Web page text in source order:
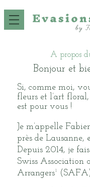
A propos
Bonjour et
Si, comme moi,
fleurs et l’art
est pour vous !
Je m’appelle
près de Lausanne,
Depuis 2014, je
Swiss Association
Arrangers¹